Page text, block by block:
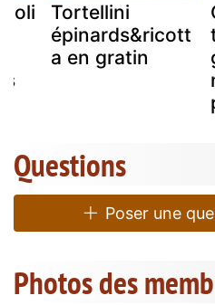
Tortellini
épinards&ricott
a en gratin
Questions
Poser une
Photos des